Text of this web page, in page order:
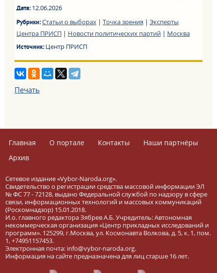
Дата:12.06.2026
Рубрики:Статьи о выборах| Точка зрения | Эксперты
Центра ПРИСП| Новости политических партий| Москва
Источник:Центр ПРИСП
Печать
Главная О портале Контакты
Наши партнёры
Архив
Сетевое издание «Vybor-Naroda.org».
Свидетельство о регистрации средства массовой информации ЭЛ
№ ФС 77 - 72128, выдано Федеральной службой по надзору в сфере
связи, информационных технологий и массовых коммуникаций
(Роскомнадзор) 15.01.2018.
И.о. главного редактора Зябрев А.Б. Учредитель: Автономная
некоммерческая организация «Центр прикладных исследований и
программ». 125299, г.Москва, ул. Космонавта Волкова, д. 5, к. 1, пом.
1, +74951157453.
Электронная почта: info@vybor-naroda.org.
Информация на сайте предназначена для лиц старше 16 лет.